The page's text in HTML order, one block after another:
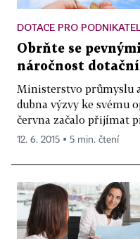
DOTACE PRO
Obrňte se
náročnost
Ministerstvo průmyslu
dubna výzvy ke svému
června začalo přijímat
12. 6. 2015 ▪ 5 min. čtení